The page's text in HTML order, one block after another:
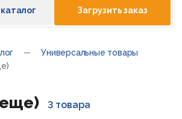
Загрузить заказ
Универсальные товары
3 товара